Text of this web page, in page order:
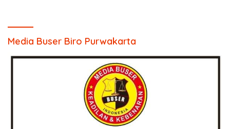
Media Buser Biro Purwakarta